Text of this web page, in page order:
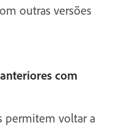
outras versões
com
permitem voltar a